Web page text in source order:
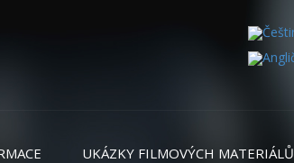
UKÁZKY FILMOVÝCH MATERIÁLŮ